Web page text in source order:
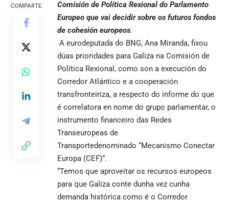
COMPARTE
Comisión de Política Rexional do Parlamento
Europeo que vai decidir sobre os futuros fondos
de cohesión europeos.
A eurodeputada do BNG, Ana Miranda, fixou
dúas prioridades para Galiza na Comisión de
Política Rexional, como son a execución do
Corredor Atlántico e a cooperación
transfronteiriza, a respecto do informe do que
é correlatora en nome do grupo parlamentar, o
instrumento financeiro das Redes
Transeuropeas de
Transportedenominado “Mecanismo Conectar
Europa (CEF)”.
“Temos que aproveitar os recursos europeos
para que Galiza conte dunha vez cunha
demanda histórica como é o Corredor